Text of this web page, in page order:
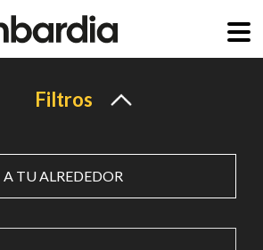
Filtros
A TU ALREDEDOR